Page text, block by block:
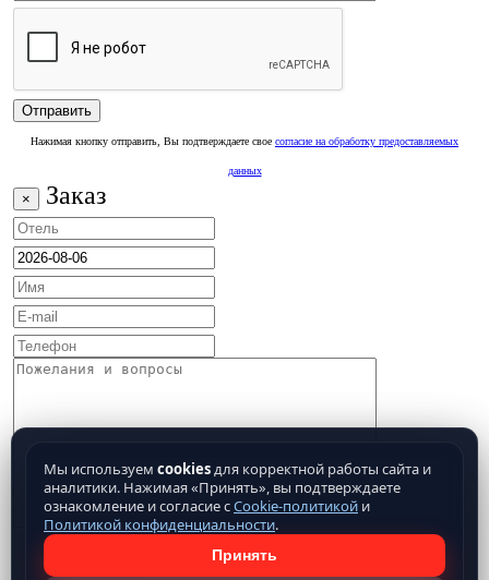
Нажимая кнопку отправить, Вы подтверждаете свое согласие на обработку предоставляемых
данных
× Заказ
Мы используем cookiesдля корректной работы сайта и
аналитики. Нажимая «Принять», вы подтверждаете
ознакомление и согласие сCookie-политикой и
Политикой конфиденциальности.
Принять